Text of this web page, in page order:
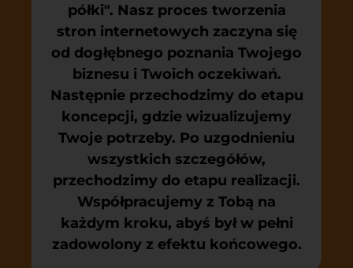
półki". Nasz proces tworzenia
stron internetowych zaczyna się
od dogłębnego poznania Twojego
biznesu i Twoich oczekiwań.
Następnie przechodzimy do etapu
koncepcji, gdzie wizualizujemy
Twoje potrzeby. Po uzgodnieniu
wszystkich szczegółów,
przechodzimy do etapu realizacji.
Współpracujemy z Tobą na
każdym kroku, abyś był w pełni
zadowolony z efektu końcowego.